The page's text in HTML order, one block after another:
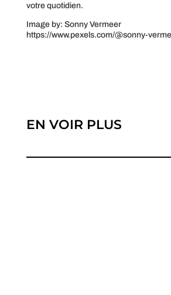
votre quotidien.
Image by: Sonny Vermeer
https://www.pexels.com/@sonny-
EN VOIR PLUS